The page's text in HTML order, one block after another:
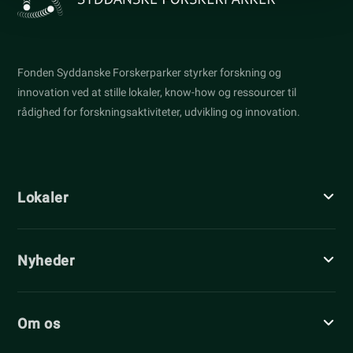
Fonden Syddanske Forskerparker styrker forskning og
innovation ved at stille lokaler, know-how og ressourcer til
rådighed for forskningsaktiviteter, udvikling og innovation.
Lokaler
Nyheder
Om os